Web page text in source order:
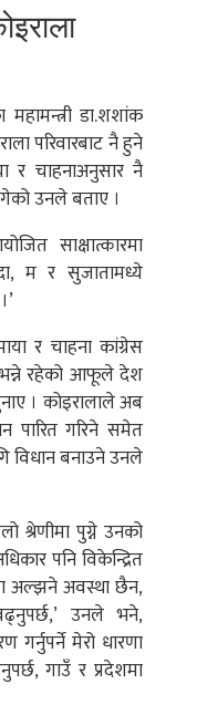
डा.शशांक
परिवारबाट नै हुने
र चाहनाअनुसार नै
उनले बताए ।
साक्षात्कारमा
म र सुजातामध्ये
र चाहना कांग्रेस
भन्ने रहेको आफूले देश
। कोइरालाले अब
पारित गरिने समेत
विधान बनाउने उनले
श्रेणीमा पुग्ने उनको
पनि विकेन्द्रित
अल्झने अवस्था छैन,
उनले भने,
गर्नुपर्ने मेरो धारणा
गाउँ र प्रदेशमा